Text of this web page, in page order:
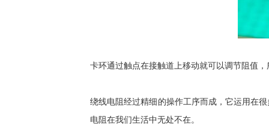
卡环通过触点在接触道上移动就可以调节阻值
绕线电阻经过精细的操作工序而成，它运用在
电阻在我们生活中无处不在。